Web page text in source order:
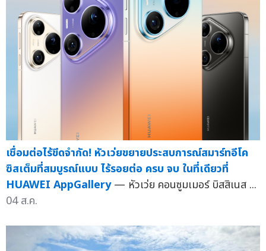
เชื่อมต่อไร้ขีดจำกัด! หัวเว่ยขยายประสบการณ์สมาร์ทอีโค
ซิสเต็มที่สมบูรณ์แบบ ไร้รอยต่อ ครบ จบ ในที่เดียวที่
HUAWEI AppGallery — หัวเว่ย คอนซูมเมอร์ บิสสิเนส ...
04 ส.ค.